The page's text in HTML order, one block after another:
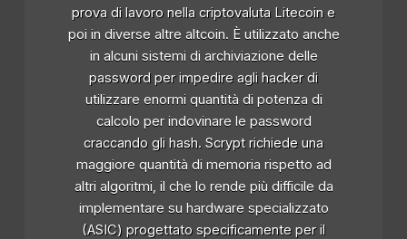
prova di lavoro nella criptovaluta Litecoin e
poi in diverse altre altcoin. È utilizzato anche
in alcuni sistemi di archiviazione delle
password per impedire agli hacker di
utilizzare enormi quantità di potenza di
calcolo per indovinare le password
craccando gli hash. Scrypt richiede una
maggiore quantità di memoria rispetto ad
altri algoritmi, il che lo rende più difficile da
implementare su hardware specializzato
(ASIC) progettato specificamente per il